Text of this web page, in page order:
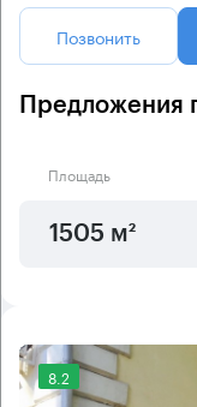
Позвонить
Предложения
Площадь
1505 м²
8.2